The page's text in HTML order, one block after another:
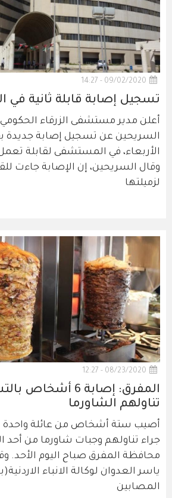
09/02/2020 - 14:27
تسجيل إصابة قابلة ثانية في
أعلن مدير مستشفى الزرقاء الحكومي
السريحين عن تسجيل إصابة جديدة
الأربعاء، في المستشفى لقابلة
وقال السريحين، إن الإصابة جاءت
لزميلتها
08/23/2020 - 12:27
المفرق: إصابة 6
تناولهم الشاورما
أصيب ستة أشخاص من عائلة واحدة
جراء تناولهم وجبات شاورما من أحد
محافظة المفرق صباح اليوم الأحد.
ياسر العدوان لوكالة الانباء
المصابين